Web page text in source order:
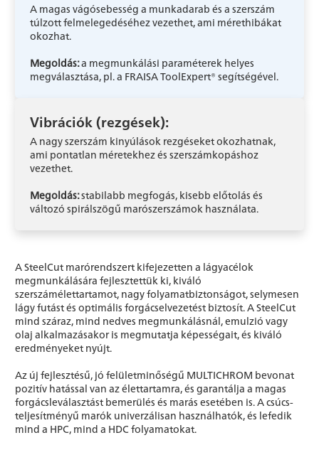
A magas vágósebesség a munkadarab és a szerszám
túlzott felmelegedéséhez vezethet, ami mérethibákat
okozhat.
Megoldás:a megmunkálási paraméterek helyes
megválasztása, pl. a FRAISA ToolExpert® segítségével.
Vibrációk (rezgések):
A nagy szerszám kinyúlások rezgéseket okozhatnak,
ami pontatlan méretekhez és szerszámkopáshoz
vezethet.
Megoldás:stabilabb megfogás, kisebb előtolás és
változó spirálszögű marószerszámok használata.
A SteelCut marórendszert kifejezetten a lágyacélok
megmunkálására fejlesztettük ki, kiváló
szerszámélettartamot, nagy folyamatbiztonságot, selymesen
lágy futást és optimális forgácselvezetést biztosít. A SteelCut
mind száraz, mind nedves megmunkálásnál, emulzió vagy
olaj alkalmazásakor is megmutatja képességait, és kiváló
eredményeket nyújt.
Az új fejlesztésű, jó felületminőségű MULTICHROM bevonat
pozitív hatással van az élettartamra, és garantálja a magas
forgácsleválasztást bemerülés és marás esetében is. A csúcs-
teljesítményű marók univerzálisan használhatók, és lefedik
mind a HPC, mind a HDC folyamatokat.